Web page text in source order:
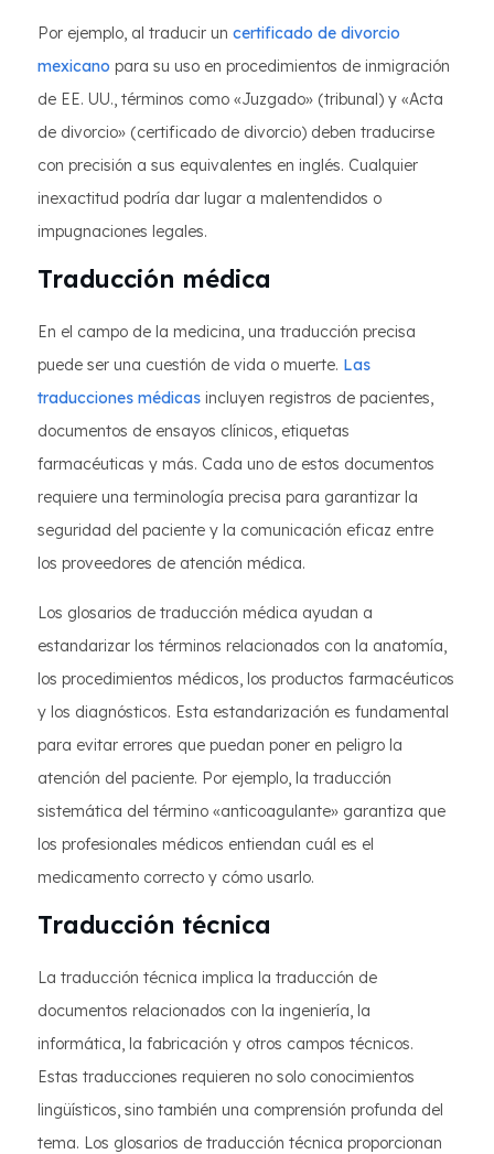
Por ejemplo, al traducir un certificado de divorcio
mexicano para su uso en procedimientos de inmigración
de EE. UU., términos como «Juzgado» (tribunal) y «Acta
de divorcio» (certificado de divorcio) deben traducirse
con precisión a sus equivalentes en inglés. Cualquier
inexactitud podría dar lugar a malentendidos o
impugnaciones legales.
Traducción médica
En el campo de la medicina, una traducción precisa
puede ser una cuestión de vida o muerte. Las
traducciones médicas incluyen registros de pacientes,
documentos de ensayos clínicos, etiquetas
farmacéuticas y más. Cada uno de estos documentos
requiere una terminología precisa para garantizar la
seguridad del paciente y la comunicación eficaz entre
los proveedores de atención médica.
Los glosarios de traducción médica ayudan a
estandarizar los términos relacionados con la anatomía,
los procedimientos médicos, los productos farmacéuticos
y los diagnósticos. Esta estandarización es fundamental
para evitar errores que puedan poner en peligro la
atención del paciente. Por ejemplo, la traducción
sistemática del término «anticoagulante» garantiza que
los profesionales médicos entiendan cuál es el
medicamento correcto y cómo usarlo.
Traducción técnica
La traducción técnica implica la traducción de
documentos relacionados con la ingeniería, la
informática, la fabricación y otros campos técnicos.
Estas traducciones requieren no solo conocimientos
lingüísticos, sino también una comprensión profunda del
tema. Los glosarios de traducción técnica proporcionan